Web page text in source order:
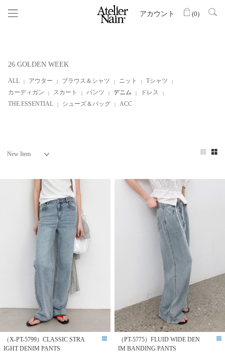
アカウント (0)
26 GOLDEN WEEK
ALL アウター ブラウス＆シャツ ニット
Tシャツ
カーディガン
スカート パンツ デニム
ドレス
THE ESSENTIAL
シューズ＆バッグ ACC
（X-PT-5799）CLASSIC STRA
IGHT DENIM PANTS
（PT-5775）FLUID WIDE DEN
IM BANDING PANTS